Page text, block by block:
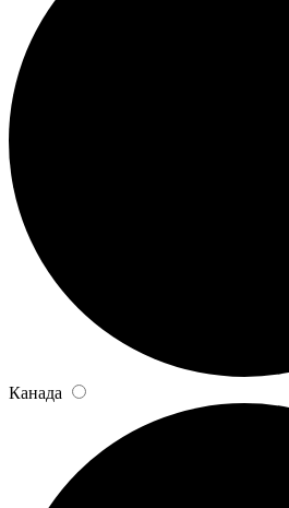
Канада